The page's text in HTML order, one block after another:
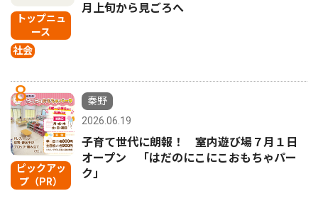
トップニュ
ース
社会
月上旬から見ごろへ
8
ピックアッ
プ（PR）
秦野
2026.06.19
子育て世代に朗報！ 室内遊び場７月１日
オープン 「はだのにこにこおもちゃパー
ク」